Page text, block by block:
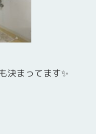
決まってます✨